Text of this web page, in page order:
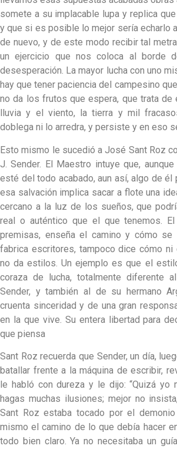
somete a su implacable lupa y replica
y que si es posible lo mejor sería echarlo
de nuevo, y de este modo recibir tal
un ejercicio que nos coloca al borde
desesperación. La mayor lucha con uno
hay que tener paciencia del campesino
no da los frutos que espera, que trata de
lluvia y el viento, la tierra y mil
doblega ni lo arredra, y persiste y en eso
Esto mismo le sucedió a José Sant Roz
J. Sender. El Maestro intuye que,
esté del todo acabado, aun así, algo de él
esa salvación implica sacar a flote una
cercano a la luz de los sueños, que
real o auténtico que el que tenemos.
premisas, enseña el camino y cómo se
fabrica escritores, tampoco dice cómo ni
no da estilos. Un ejemplo es que el
coraza de lucha, totalmente diferente
Sender, y también al de su hermano
cruenta sinceridad y de una gran
en la que vive. Su entera libertad para
que piensa
Sant Roz recuerda que Sender, un día,
batallar frente a la máquina de escribir,
le habló con dureza y le dijo: “Quizá yo
hagas muchas ilusiones; mejor no
Sant Roz estaba tocado por el
mismo el camino de lo que debía hacer
todo bien claro. Ya no necesitaba un